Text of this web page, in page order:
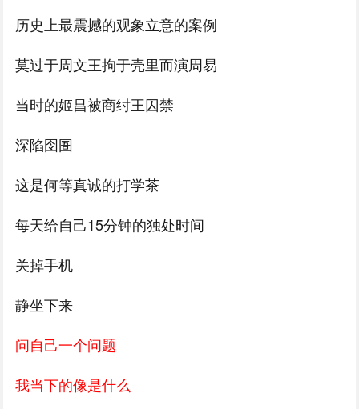
历史上最震撼的观象立意的案例
莫过于周文王拘于壳里而演周易
当时的姬昌被商纣王囚禁
深陷囹圄
这是何等真诚的打学茶
每天给自己15分钟的独处时间
关掉手机
静坐下来
问自己一个问题
我当下的像是什么